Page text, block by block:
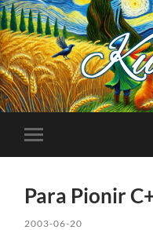
Toggle
mobile
Para Pionir
2003-06-20